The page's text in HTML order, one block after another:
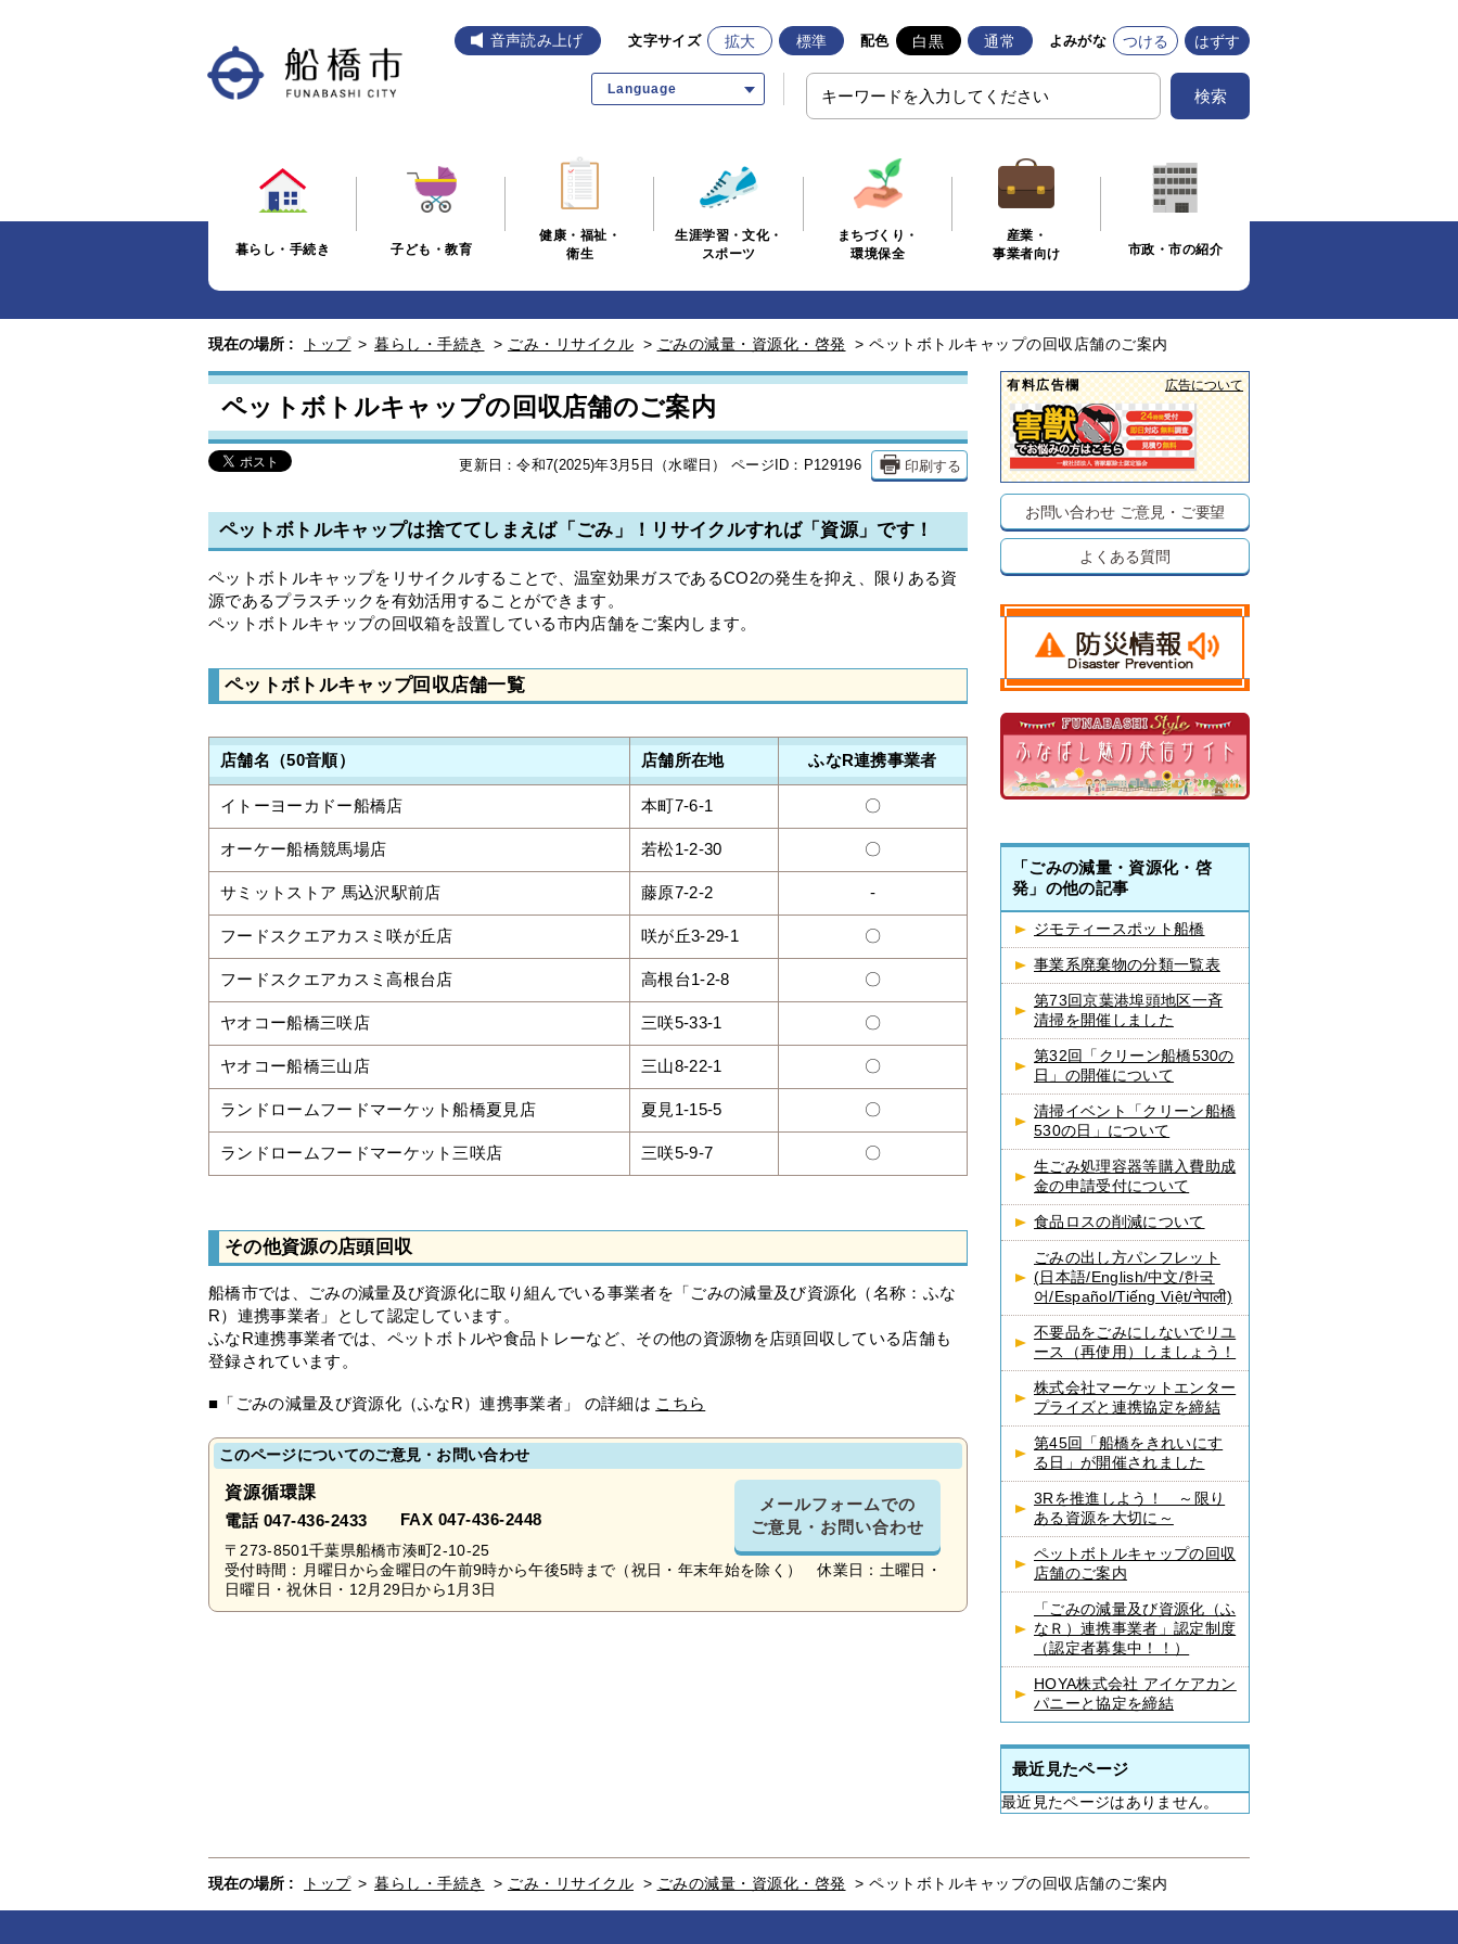
音声読み上げ 文字サイズ 拡大 標準 配色 白黒 通常 よみがな つける はずす
Language 検索
暮らし・手続き 子ども・教育
健康・福祉・
衛生
生涯学習・文化・
スポーツ
まちづくり・
環境保全
産業・
事業者向け
市政・市の紹介
現在の場所 : トップ > 暮らし・手続き > ごみ・リサイクル > ごみの減量・資源化・啓発 > ペットボトルキャップの回収店舗のご案内
ペットボトルキャップの回収店舗のご案内
更新日：令和7(2025)年3月5日（水曜日） ページID：P129196 印刷する
ペットボトルキャップは捨ててしまえば「ごみ」！リサイクルすれば「資源」です！
ペットボトルキャップをリサイクルすることで、温室効果ガスであるCO2の発生を抑え、限りある資
源であるプラスチックを有効活用することができます。
ペットボトルキャップの回収箱を設置している市内店舗をご案内します。
ペットボトルキャップ回収店舗一覧
店舗名（50音順） 店舗所在地 ふなR連携事業者
イトーヨーカドー船橋店 本町7-6-1 〇
オーケー船橋競馬場店 若松1-2-30 〇
サミットストア 馬込沢駅前店 藤原7-2-2 -
フードスクエアカスミ咲が丘店 咲が丘3-29-1 〇
フードスクエアカスミ高根台店 高根台1-2-8 〇
ヤオコー船橋三咲店 三咲5-33-1 〇
ヤオコー船橋三山店 三山8-22-1 〇
ランドロームフードマーケット船橋夏見店 夏見1-15-5 〇
ランドロームフードマーケット三咲店 三咲5-9-7 〇
その他資源の店頭回収
船橋市では、ごみの減量及び資源化に取り組んでいる事業者を「ごみの減量及び資源化（名称：ふな
R）連携事業者」として認定しています。
ふなR連携事業者では、ペットボトルや食品トレーなど、その他の資源物を店頭回収している店舗も
登録されています。
■「ごみの減量及び資源化（ふなR）連携事業者」 の詳細は こちら
このページについてのご意見・お問い合わせ
資源循環課
電話 047-436-2433 FAX 047-436-2448
メールフォームでの
ご意見・お問い合わせ
〒273-8501千葉県船橋市湊町2-10-25
受付時間：月曜日から金曜日の午前9時から午後5時まで（祝日・年末年始を除く） 休業日：土曜日・
日曜日・祝休日・12月29日から1月3日
有料広告欄 広告について
お問い合わせ ご意見・ご要望
よくある質問
「ごみの減量・資源化・啓
発」の他の記事
ジモティースポット船橋
事業系廃棄物の分類一覧表
第73回京葉港埠頭地区一斉
清掃を開催しました
第32回「クリーン船橋530の
日」の開催について
清掃イベント「クリーン船橋
530の日」について
生ごみ処理容器等購入費助成
金の申請受付について
食品ロスの削減について
ごみの出し方パンフレット
(日本語/English/中文/한국
어/Español/Tiếng Việt/नेपाली)
不要品をごみにしないでリユ
ース（再使用）しましょう！
株式会社マーケットエンター
プライズと連携協定を締結
第45回「船橋をきれいにす
る日」が開催されました
3Rを推進しよう！ ～限り
ある資源を大切に～
ペットボトルキャップの回収
店舗のご案内
「ごみの減量及び資源化（ふ
なＲ）連携事業者」認定制度
（認定者募集中！！）
HOYA株式会社 アイケアカン
パニーと協定を締結
最近見たページ
最近見たページはありません。
現在の場所 : トップ > 暮らし・手続き > ごみ・リサイクル > ごみの減量・資源化・啓発 > ペットボトルキャップの回収店舗のご案内